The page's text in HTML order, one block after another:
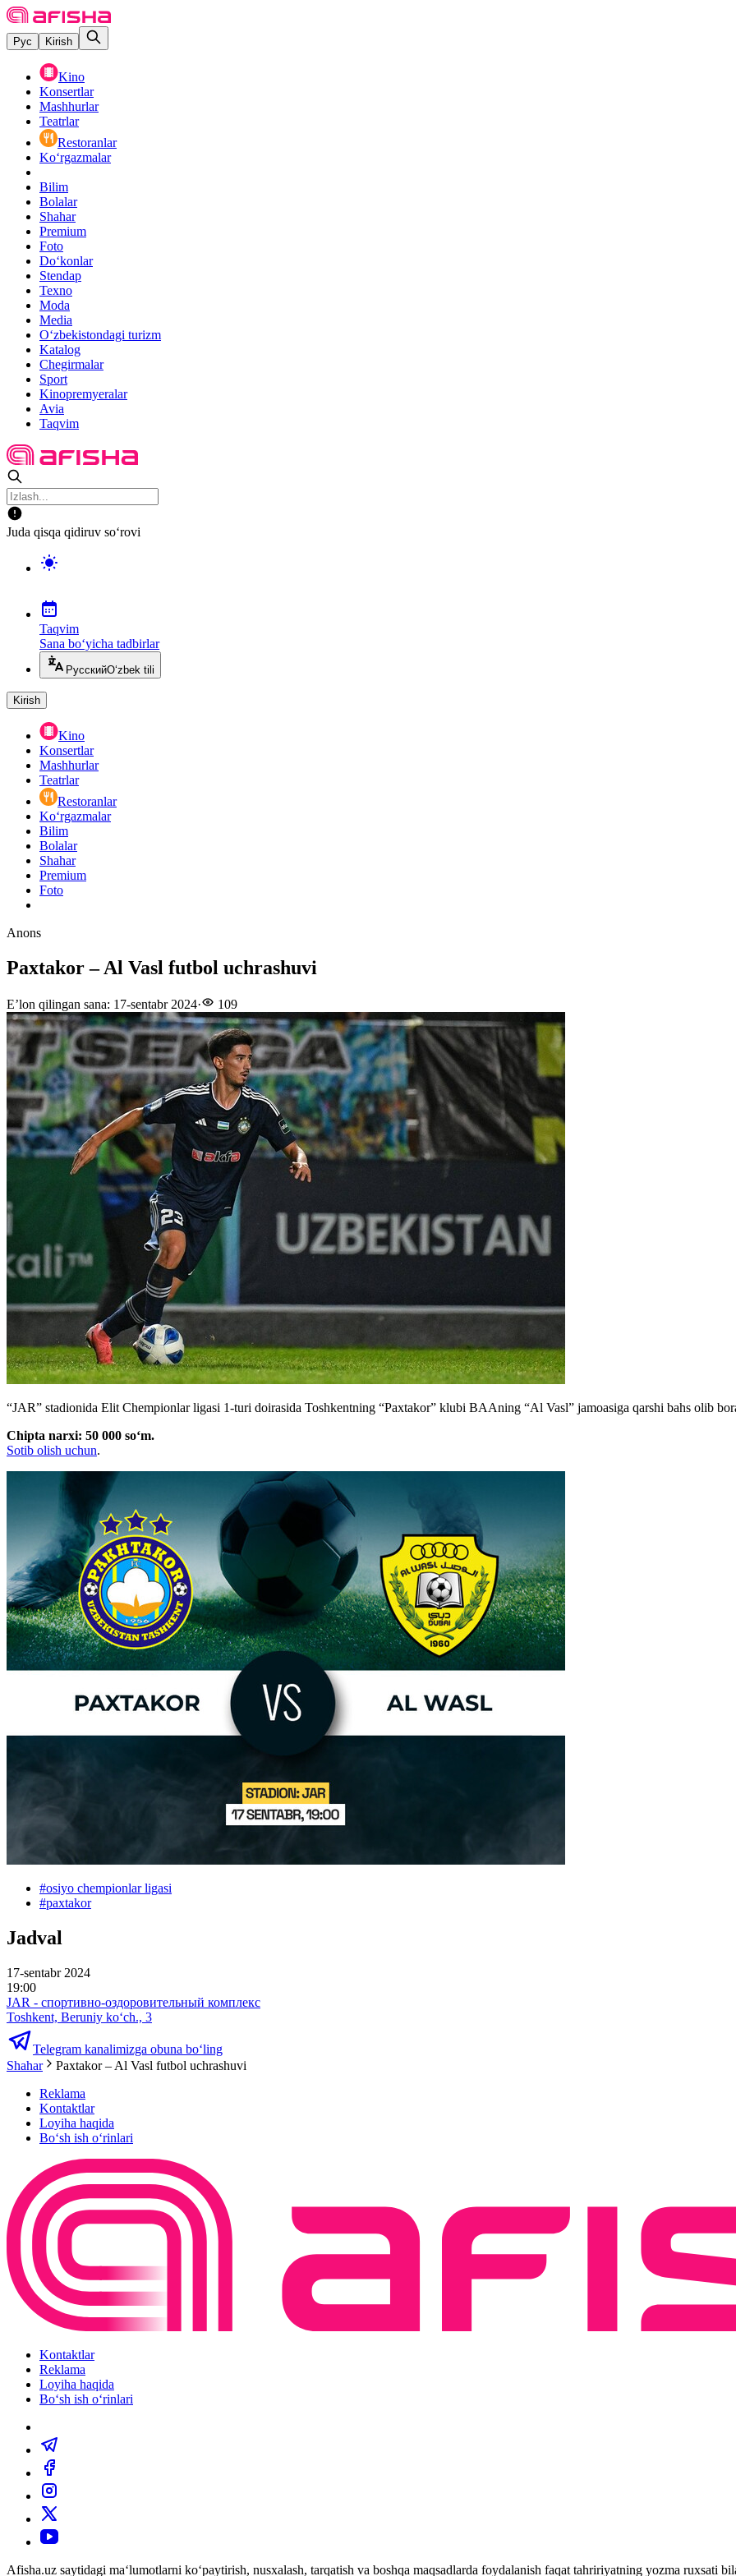
Рус Kirish
Kino
Konsertlar
Mashhurlar
Teatrlar
Restoranlar
Ko‘rgazmalar
Bilim
Bolalar
Shahar
Premium
Foto
Do‘konlar
Stendap
Texno
Moda
Media
O‘zbekistondagi turizm
Katalog
Chegirmalar
Sport
Kinopremyeralar
Avia
Taqvim
Juda qisqa qidiruv so‘rovi
Taqvim
Sana bo‘yicha tadbirlar
РусскийO‘zbek tili
Kirish
Kino
Konsertlar
Mashhurlar
Teatrlar
Restoranlar
Ko‘rgazmalar
Bilim
Bolalar
Shahar
Premium
Foto
Anons
Paxtakor – Al Vasl futbol uchrashuvi
E’lon qilingan sana: 17-sentabr 2024· 109
“JAR” stadionida Elit Chempionlar ligasi 1-turi doirasida Toshkentning “Paxtakor” klubi BAAning “Al Vasl” jamoasiga qarshi bahs olib
Chipta narxi: 50 000 soʻm.
Sotib olish uchun.
#osiyo chempionlar ligasi
#paxtakor
Jadval
17-sentabr 2024
19:00
JAR - спортивно-оздоровительный комплекс
Toshkent, Beruniy ko‘ch., 3
Telegram kanalimizga obuna bo‘ling
Shahar
Paxtakor – Al Vasl futbol uchrashuvi
Reklama
Kontaktlar
Loyiha haqida
Bo‘sh ish o‘rinlari
Kontaktlar
Reklama
Loyiha haqida
Bo‘sh ish o‘rinlari
Afisha.uz saytidagi ma‘lumotlarni ko‘paytirish, nusxalash, tarqatish va boshqa maqsadlarda foydalanish faqat tahririyatning yozma ruxsati